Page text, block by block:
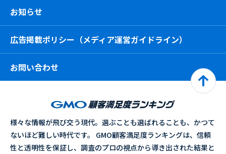
お知らせ
広告掲載ポリシー（メディア運営ガイドライン）
お問い合わせ
様々な情報が飛び交う現代。選ぶことも選ばれることも、かつて
ないほど難しい時代です。 GMO顧客満足度ランキングは、信頼
性と透明性を保証し、調査のプロの視点から導き出された結果と